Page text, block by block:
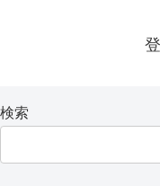
検索